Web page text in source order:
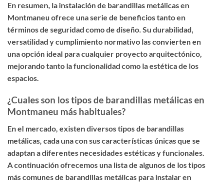
En resumen, la instalación de barandillas metálicas en
Montmaneu ofrece una serie de beneficios tanto en
términos de seguridad como de diseño. Su durabilidad,
versatilidad y cumplimiento normativo las convierten en
una opción ideal para cualquier proyecto arquitectónico,
mejorando tanto la funcionalidad como la estética de los
espacios.
¿Cuales son los tipos de barandillas metálicas en
Montmaneu más habituales?
En el mercado, existen diversos tipos de barandillas
metálicas, cada una con sus características únicas que se
adaptan a diferentes necesidades estéticas y funcionales.
A continuación ofrecemos una lista de algunos de los tipos
más comunes de barandillas metálicas para instalar en